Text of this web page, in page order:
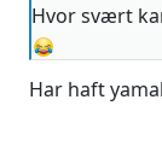
Hvor svært
Har haft